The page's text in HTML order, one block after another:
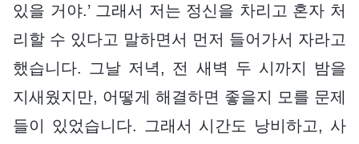
있을 거야.’ 그래서 저는 정신을 차리고 혼자 처
리할 수 있다고 말하면서 먼저 들어가서 자라고
했습니다. 그날 저녁, 전 새벽 두 시까지 밤을
지새웠지만, 어떻게 해결하면 좋을지 모를 문제
들이 있었습니다. 그래서 시간도 낭비하고, 사